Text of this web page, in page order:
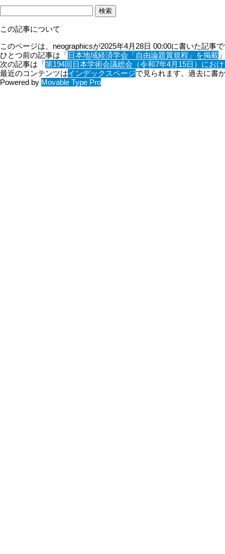
この記事について
このページは、neographicsが2025年4月28日 00:00に書いた記事
ひとつ前の記事は「日本地域経済学会「自由論題賞規程」を掲載
次の記事は「第194回日本学術会議総会（令和7年4月15日）にお
最近のコンテンツはインデックスページで見られます。過去に書
Powered by Movable Type Pro